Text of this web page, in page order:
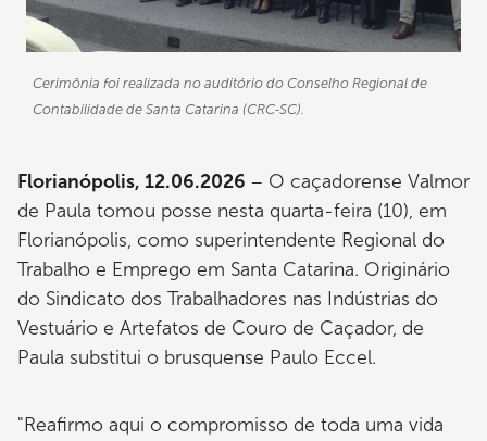
Cerimônia foi realizada no auditório do Conselho Regional de
Contabilidade de Santa Catarina (CRC-SC).
Florianópolis, 12.06.2026 – O caçadorense Valmor
de Paula tomou posse nesta quarta-feira (10), em
Florianópolis, como superintendente Regional do
Trabalho e Emprego em Santa Catarina. Originário
do Sindicato dos Trabalhadores nas Indústrias do
Vestuário e Artefatos de Couro de Caçador, de
Paula substitui o brusquense Paulo Eccel.
"Reafirmo aqui o compromisso de toda uma vida